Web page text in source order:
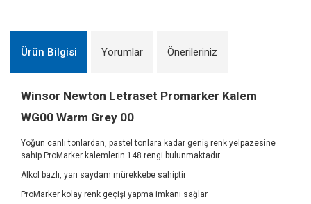
Ürün Bilgisi Yorumlar Önerileriniz
Winsor Newton Letraset Promarker Kalem
WG00 Warm Grey 00
Yoğun canlı tonlardan, pastel tonlara kadar geniş renk yelpazesine
sahip ProMarker kalemlerin 148 rengi bulunmaktadır
Alkol bazlı, yarı saydam mürekkebe sahiptir
ProMarker kolay renk geçişi yapma imkanı sağlar